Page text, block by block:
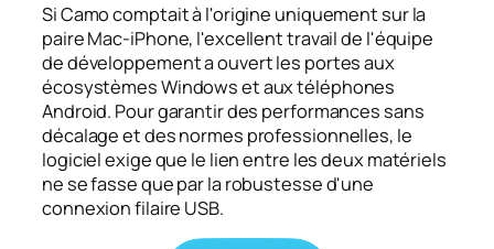
Si Camo comptait à l'origine uniquement sur la
paire Mac-iPhone, l'excellent travail de l'équipe
de développement a ouvert les portes aux
écosystèmes Windows et aux téléphones
Android. Pour garantir des performances sans
décalage et des normes professionnelles, le
logiciel exige que le lien entre les deux matériels
ne se fasse que par la robustesse d'une
connexion filaire USB.